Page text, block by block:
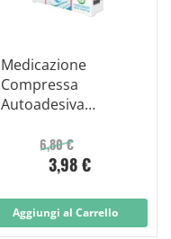
Medicazione
Compressa
Autoadesiva
Ipoallergenica
Aerata Master-aid
Pezzi
6,80 €
3,98 €
Aggiungi al Carrello